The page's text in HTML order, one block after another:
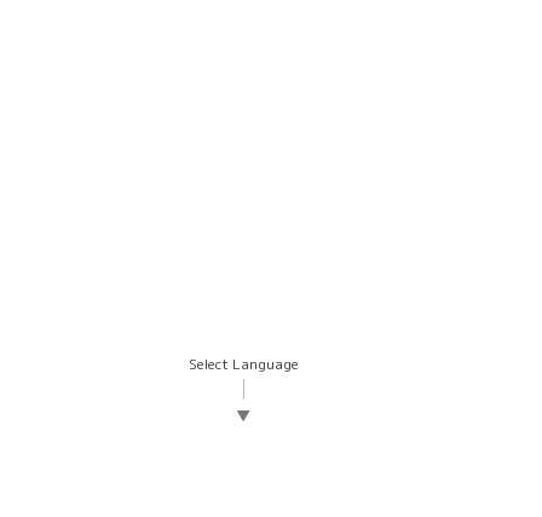
Select Language
▼